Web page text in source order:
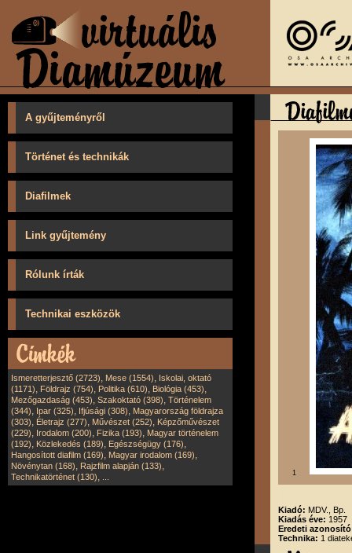
A gyűjteményről
Történet és technikák
Diafilmek
Link gyűjtemény
Rólunk írták
Technikai eszközök
Ismeretterjesztő (2723), Mese (1554), Iskolai, oktató
(1171), Földrajz (754), Politika (610), Biológia (453),
Mezőgazdaság (453), Szakoktató (398), Történelem
(344), Ipar (325), Ifjúsági (308), Magyarország földrajza
(303), Életrajz (277), Művészet (252), Képzőművészet
(229), Irodalom (200), Fizika (193), Magyar történelem
(192), Közlekedés (189), Egészségügy (176),
Hangosított diafilm (169), Magyar irodalom (169),
Növénytan (168), Rajzfilm alapján (133),
Technikatörténet (130), 1
Kiadó: MDV., Bp.
Kiadás éve: 1957
Eredeti
Technika: 1